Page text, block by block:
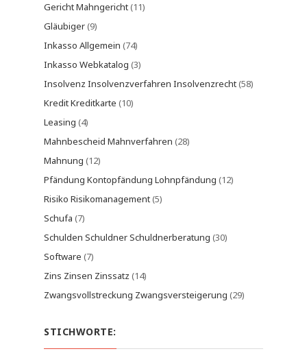
Gericht Mahngericht(11)
Gläubiger(9)
Inkasso Allgemein (74)
Inkasso Webkatalog (3)
Insolvenz Insolvenzverfahren Insolvenzrecht(58)
Kredit Kreditkarte (10)
Leasing (4)
Mahnbescheid Mahnverfahren (28)
Mahnung (12)
Pfändung Kontopfändung Lohnpfändung (12)
Risiko Risikomanagement(5)
Schufa (7)
Schulden Schuldner Schuldnerberatung (30)
Software (7)
Zins Zinsen Zinssatz (14)
Zwangsvollstreckung Zwangsversteigerung (29)
STICHWORTE: